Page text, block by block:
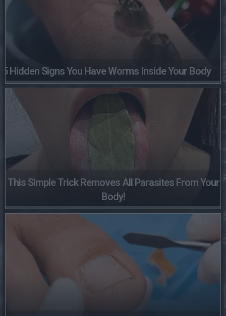
5 Hidden Signs You Have Worms Inside Your Body
This Simple Trick Removes All Parasites From Your
Body!